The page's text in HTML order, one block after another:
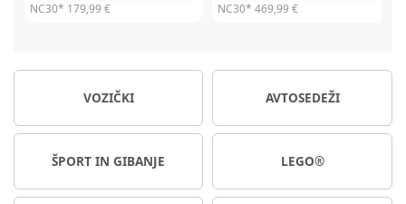
NC30* 469,99 € NC30* 479,99 €
VOZIČKI AVTOSEDEŽI
ŠPORT IN GIBANJE LEGO®